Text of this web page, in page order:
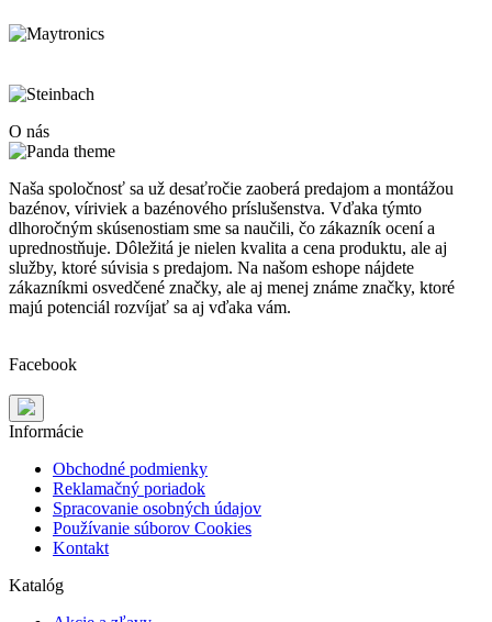
O nás
Naša spoločnosť sa už desaťročie zaoberá predajom a montážou
bazénov, víriviek a bazénového príslušenstva. Vďaka týmto
dlhoročným skúsenostiam sme sa naučili, čo zákazník ocení a
uprednostňuje. Dôležitá je nielen kvalita a cena produktu, ale aj
služby, ktoré súvisia s predajom. Na našom eshope nájdete
zákazníkmi osvedčené značky, ale aj menej známe značky, ktoré
majú potenciál rozvíjať sa aj vďaka vám.
Facebook
Informácie
Obchodné podmienky
Reklamačný poriadok
Spracovanie osobných údajov
Používanie súborov Cookies
Kontakt
Katalóg